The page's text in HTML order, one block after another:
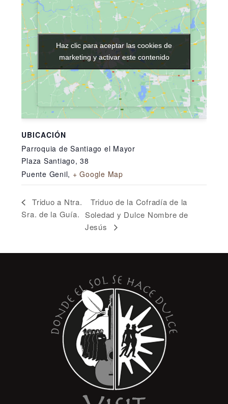
UBICACIÓN
Parroquia de Santiago el Mayor
Plaza Santiago, 38
Puente Genil, + Google Map
Haz clic para aceptar las cookies de
marketing y activar este contenido
Haz clic para aceptar las cookies de
marketing y activar este contenido
Triduo a Ntra.
Sra. de la Guía.
Triduo de la Cofradía de la
Soledad y Dulce Nombre de
Jesús